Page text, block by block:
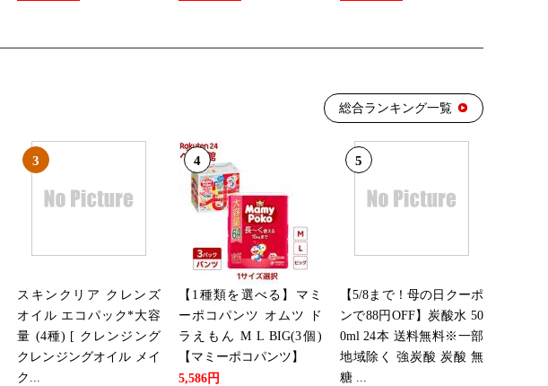
総合ランキング一覧
3
スキンクリア クレンズ
オイル エコパック*大容
量 (4種) [ クレンジング
クレンジングオイル メイ
ク...
4
【1種類を選べる】マミ
ーポコパンツ オムツ ド
ラえもん M L BIG(3個)
【マミーポコパンツ】
5,586円
5
【5/8まで！母の日クーポ
ンで88円OFF】炭酸水 50
0ml 24本 送料無料※一部
地域除く 強炭酸 炭酸 無
糖 ...